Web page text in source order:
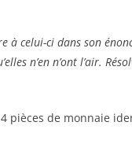
à celui-ci dans son
n’en n’ont l’air.
pièces de monnaie